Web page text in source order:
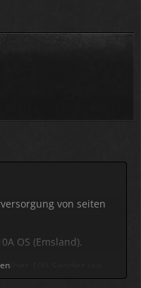
von seiten
OS (Emsland).
100 Sender via